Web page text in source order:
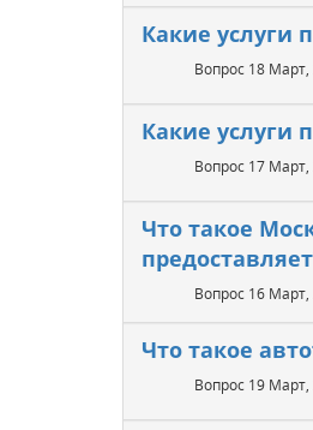
Какие услуги
Вопрос 18 Март,
Какие услуги
Вопрос 17 Март,
Что такое
Вопрос 16 Март,
Что такое
Вопрос 19 Март,